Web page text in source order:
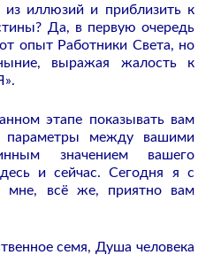
иллюзий и приблизить к
Да, в первую очередь
опыт Работники Света, но
выражая жалость к
этапе показывать вам
параметры между вашими
значением вашего
и сейчас. Сегодня я с
мне, всё же, приятно вам
семя, Душа человека